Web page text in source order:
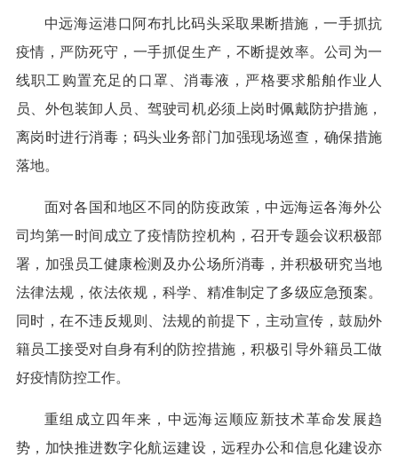
中远海运港口阿布扎比码头采取果断措施，一手抓抗
疫情，严防死守，一手抓促生产，不断提效率。公司为一
线职工购置充足的口罩、消毒液，严格要求船舶作业人
员、外包装卸人员、驾驶司机必须上岗时佩戴防护措施，
离岗时进行消毒；码头业务部门加强现场巡查，确保措施
落地。
面对各国和地区不同的防疫政策，中远海运各海外公
司均第一时间成立了疫情防控机构，召开专题会议积极部
署，加强员工健康检测及办公场所消毒，并积极研究当地
法律法规，依法依规，科学、精准制定了多级应急预案。
同时，在不违反规则、法规的前提下，主动宣传，鼓励外
籍员工接受对自身有利的防控措施，积极引导外籍员工做
好疫情防控工作。
重组成立四年来，中远海运顺应新技术革命发展趋
势，加快推进数字化航运建设，远程办公和信息化建设亦